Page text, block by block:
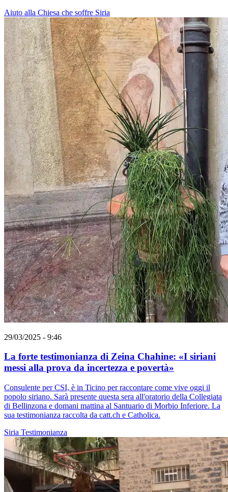
Aiuto alla Chiesa che soffre Siria
29/03/2025 - 9:46
La forte testimonianza di Zeina Chahine: «I siriani
messi alla prova da incertezza e povertà»
Consulente per CSI, è in Ticino per raccontare come vive oggi il
popolo siriano. Sarà presente questa sera all'oratorio della Collegiata
di Bellinzona e domani mattina al Santuario di Morbio Inferiore. La
sua testimonianza raccolta da catt.ch e Catholica.
Siria Testimonianza